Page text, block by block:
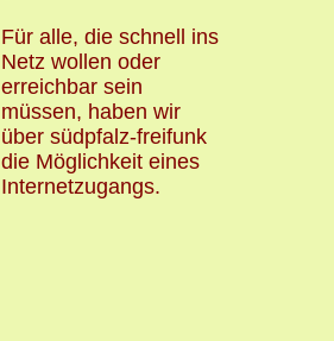
Für alle, die schnell ins
Netz wollen oder
erreichbar sein
müssen, haben wir
über südpfalz-freifunk
die Möglichkeit eines
Internetzugangs.